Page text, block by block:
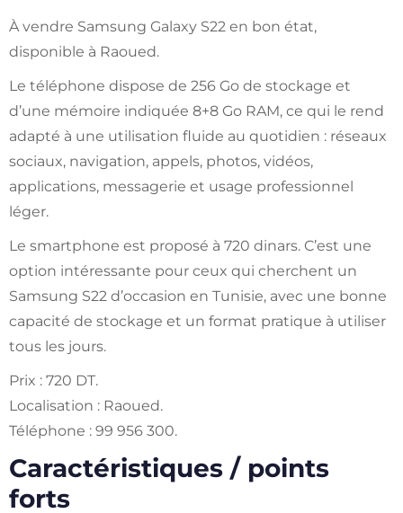
À vendre Samsung Galaxy S22 en bon état,
disponible à Raoued.
Le téléphone dispose de 256 Go de stockage et
d’une mémoire indiquée 8+8 Go RAM, ce qui le rend
adapté à une utilisation fluide au quotidien : réseaux
sociaux, navigation, appels, photos, vidéos,
applications, messagerie et usage professionnel
léger.
Le smartphone est proposé à 720 dinars. C’est une
option intéressante pour ceux qui cherchent un
Samsung S22 d’occasion en Tunisie, avec une bonne
capacité de stockage et un format pratique à utiliser
tous les jours.
Prix : 720 DT.
Localisation : Raoued.
Téléphone : 99 956 300.
Caractéristiques / points
forts